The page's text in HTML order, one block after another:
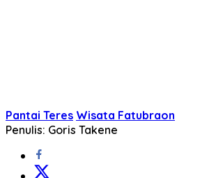
Pantai Teres Wisata Fatubraon
Penulis: Goris Takene